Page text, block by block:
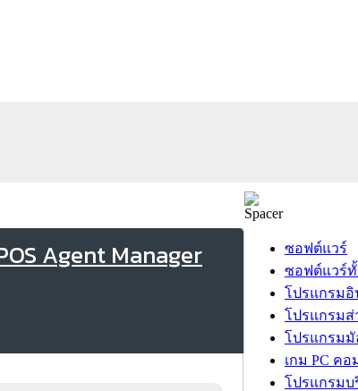
Agent Manager
ซอฟต์แวร์
ซอฟต์แวร์
โปรแกรมอิ
โปรแกรม
โปรแกรมมั
เกม PC คอ
โปรแกรมบ